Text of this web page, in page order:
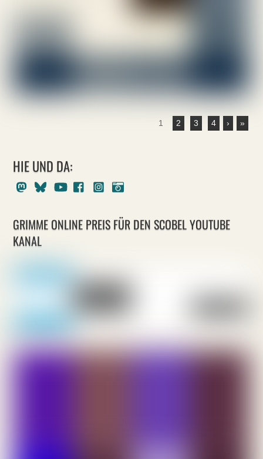
1 2 3 4 › »
HIE UND DA:
MastodonBlueskyYoutubeFacebookInstagram
GRIMME ONLINE PREIS FÜR DEN SCOBEL YOUTUBE
KANAL